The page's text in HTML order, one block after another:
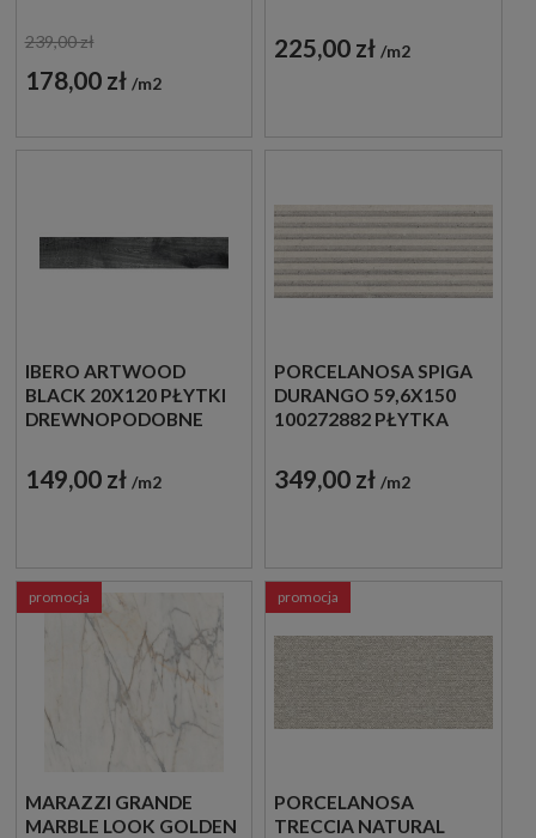
IMITUJĄCE LAMELE
239,00 zł
178,00 zł m2
IMITUJĄCE LASTRYKO
225,00 zł m2
IBERO ARTWOOD
BLACK 20X120 PŁYTKI
DREWNOPODOBNE
149,00 zł m2
PORCELANOSA SPIGA
DURANGO 59,6X150
100272882 PŁYTKA
349,00 zł m2
MARAZZI GRANDE
MARBLE LOOK GOLDEN
promocja
PORCELANOSA
TRECCIA NATURAL
promocja